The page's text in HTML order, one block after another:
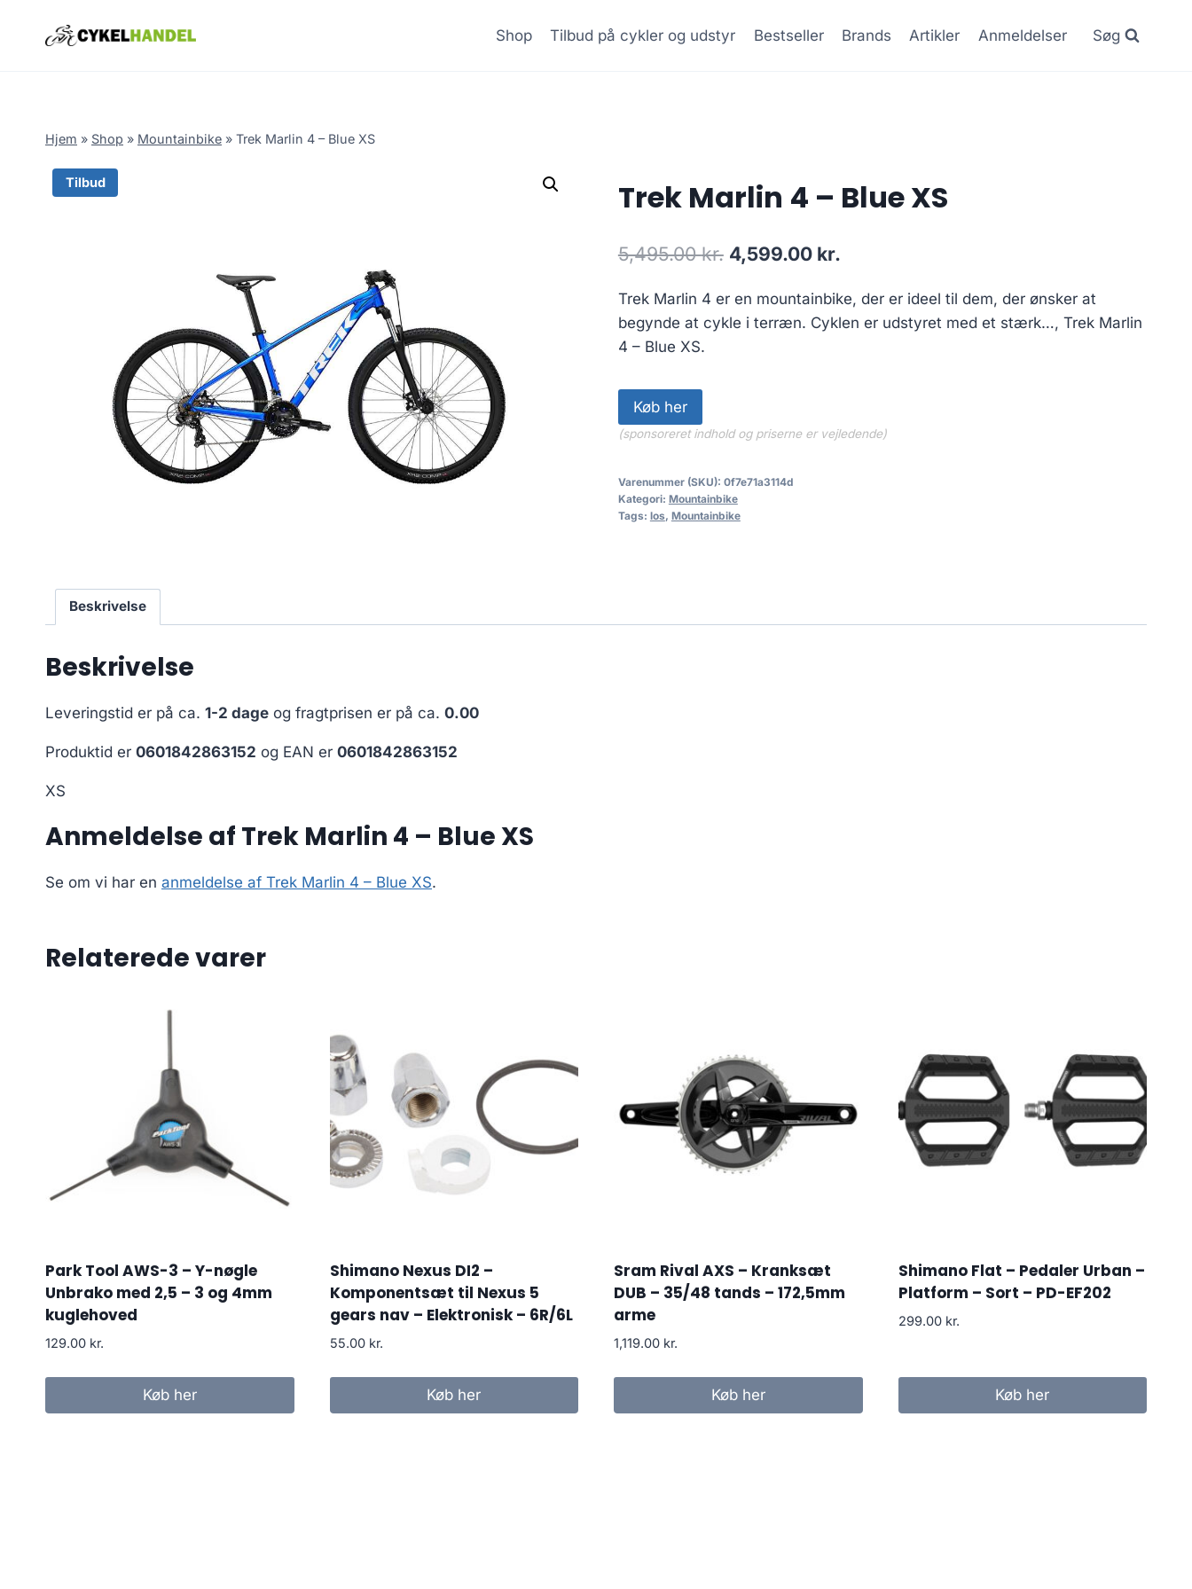
Shop Tilbud på cykler og udstyr Bestseller Brands Artikler Anmeldelser Søg
Hjem » Shop » Mountainbike » Trek Marlin 4 – Blue XS
Tilbud Trek Marlin 4 – Blue XS
5,495.00kr. Original
was:
4,599.00 kr.
is:
Trek Marlin 4 er en mountainbike, der er ideel til dem, der ønsker at
begynde at cykle i terræn. Cyklen er udstyret med et stærk…, Trek Marlin
4 – Blue XS.
Køb her
(sponsoreret indhold og priserne er vejledende)
Varenummer (SKU): 0f7e71a3114d
Kategori: Mountainbike
Tags: los, Mountainbike
Beskrivelse
Beskrivelse
Leveringstid er på ca. 1-2 dage og fragtprisen er på ca. 0.00
Produktid er 0601842863152 og EAN er 0601842863152
XS
Anmeldelse af Trek Marlin 4 – Blue XS
Se om vi har en anmeldelse af Trek Marlin 4 – Blue XS.
Relaterede varer
Park Tool AWS-3 – Y-nøgle
Unbrako med 2,5 – 3 og 4mm
kuglehoved
129.00 kr.
Køb her
Shimano Nexus DI2 –
Komponentsæt til Nexus 5
gears nav – Elektronisk – 6R/6L
55.00 kr.
Køb her
Sram Rival AXS – Kranksæt
DUB – 35/48 tands – 172,5mm
arme
1,119.00 kr.
Køb her
Shimano Flat – Pedaler Urban –
Platform – Sort – PD-EF202
299.00 kr.
Køb her